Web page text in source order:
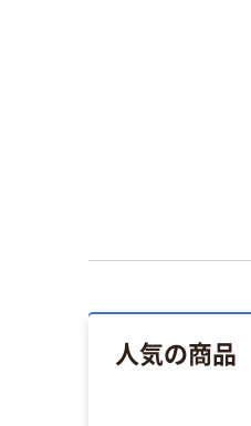
人気の商品